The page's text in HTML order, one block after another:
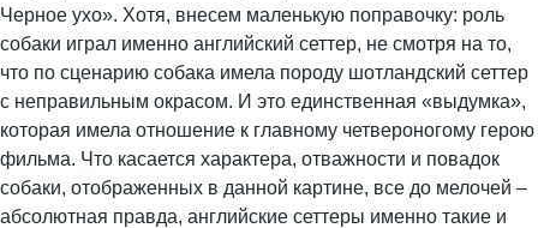
Черное ухо». Хотя, внесем маленькую поправочку: роль
собаки играл именно английский сеттер, не смотря на то,
что по сценарию собака имела породу шотландский сеттер
с неправильным окрасом. И это единственная «выдумка»,
которая имела отношение к главному четвероногому герою
фильма. Что касается характера, отважности и повадок
собаки, отображенных в данной картине, все до мелочей –
абсолютная правда, английские сеттеры именно такие и